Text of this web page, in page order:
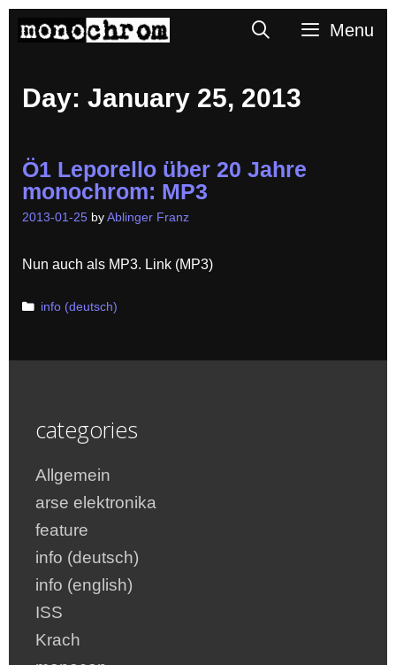
SearchMenu
Day: January 25, 2013
Ö1 Leporello über 20 Jahre
monochrom: MP3
2013-01-25 by Ablinger Franz
Nun auch als MP3. Link (MP3)
Categories
info (deutsch)
categories
Allgemein
arse elektronika
feature
info (deutsch)
info (english)
ISS
Krach